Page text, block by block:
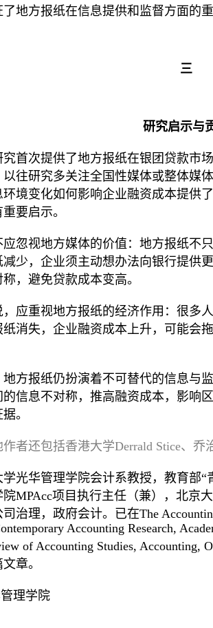
地方报纸在信息提供和监督方面的重
三
研究启示与
首次提供了地方报纸在银团贷款市
往研究多关注全国性媒体或整体媒
境变化如何影响企业融资成本提供
要启示。
忽视地方媒体的价值：地方报纸不
少，企业须主动想办法向银行提供
，避免贷款成本变高。
应重视地方报纸的经济作用：很多
消失，企业融资成本上升，可能会
方报纸仍扮演着不可替代的信息与
信息不对称，推高融资成本，影响
。
者还包括香港大学Derrald Stice、乔
光华管理学院会计系教授，教育部
MPAcc项目执行主任（兼），北京
治理，政府会计。已在The
Accounting Research,
of Accounting Studies,
章。
理学院